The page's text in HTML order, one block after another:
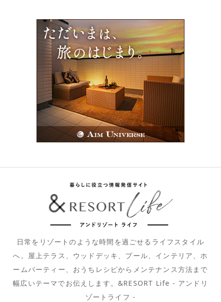
日常をリゾートのような時間を過ごせるライフスタイル
へ。屋上テラス、ウッドデッキ、プール、インテリア、ホ
ームパーティー、おうちレシピからメンテナンス方法まで
幅広いテーマでお伝えします。&RESORT Life - アンドリ
ゾートライフ -